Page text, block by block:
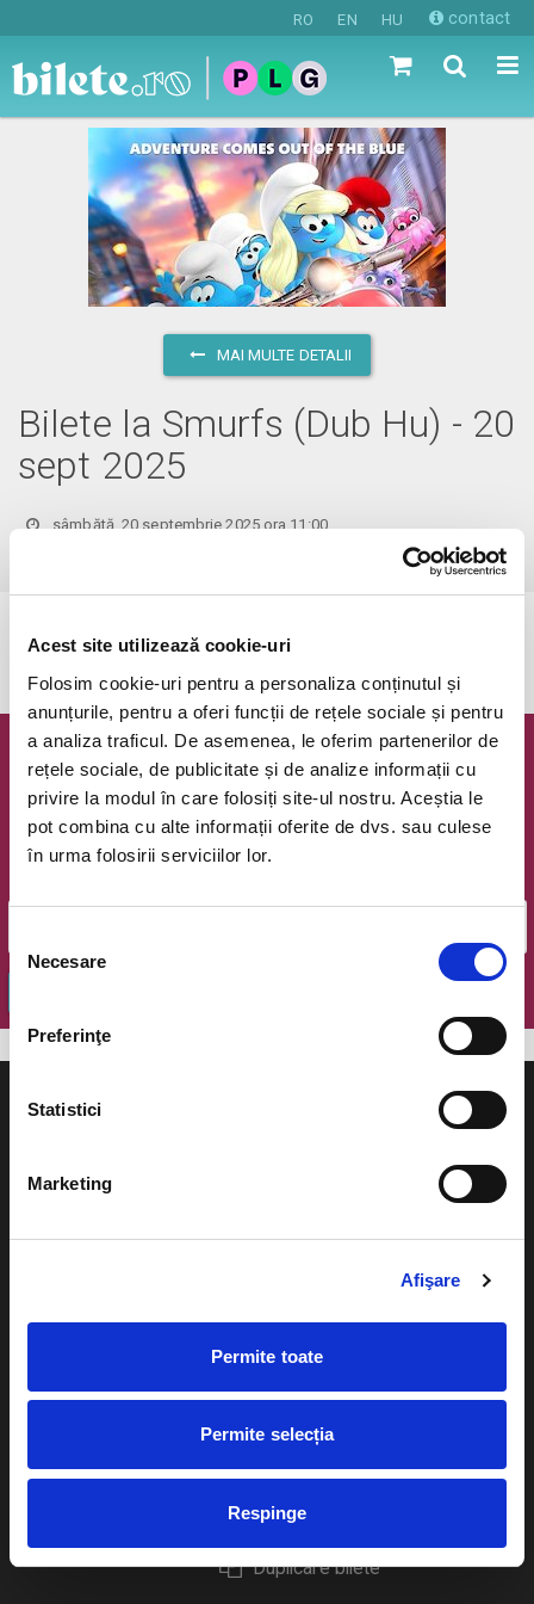
Acest site utilizează cookie-uri
Folosim cookie-uri pentru a personaliza conținutul și
anunțurile, pentru a oferi funcții de rețele sociale și pentru
a analiza traficul. De asemenea, le oferim partenerilor de
rețele sociale, de publicitate și de analize informații cu
privire la modul în care folosiți site-ul nostru. Aceștia le
pot combina cu alte informații oferite de dvs. sau culese
în urma folosirii serviciilor lor.
consimțământului
Necesare
Preferinţe
Statistici
Marketing
Afişare
Permite toate
Permite selecția
Respinge
RO EN HU contact
MAI MULTE DETALII
Bilete la Smurfs (Dub Hu) - 20
sept 2025
sâmbătă, 20 septembrie 2025 ora 11:00
Evenimentul a expirat.
Newsletter @ Bilete.ro
Oferte exclusive si o editie saptamanala cu cele mai noi
evenimente.
Cum comand bilete?
Plata online sau cash
eBilet printat acasa
Livrare prin curier
Returnare bilete
Duplicare bilete
Evenimente
festivaluri
Pentru copii